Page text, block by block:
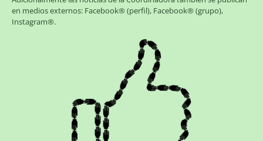
en medios externos: Facebook® (perfil), Facebook® (grupo),
Instagram®.